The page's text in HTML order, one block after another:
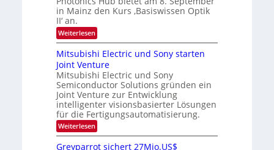
n
g
s
-
T
e
n
d
s
t
u
i
m
e
r
s
t
e
n
H
a
l
b
j
a
-
S
m
i
a
r
E
i
s
a
t
z
n
i
m
m
t
i
n
d
e
in Mainz den Kurs ‚Basiswissen Optik
II‘ an.
Weiterlesen:
O
p
t
i
k
-
K
u
r
s
v
o
n
Mitsubishi Electric und Sony starten
Joint Venture
Mitsubishi Electric und Sony
Semiconductor Solutions gründen ein
Joint Venture zur Entwicklung
intelligenter visionsbasierter Lösungen
für die Fertigungsautomatisierung.
Weiterlesen:
M
Greyparrot sichert 27Mio.US$